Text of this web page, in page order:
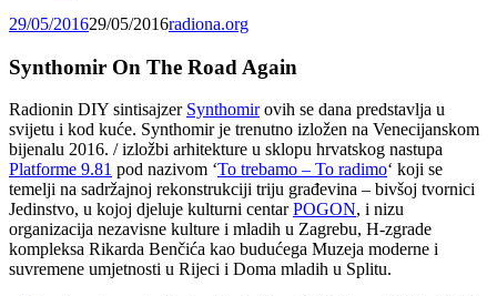
29/05/201629/05/2016radiona.org
Synthomir On The Road Again
Radionin DIY sintisajzer Synthomirovih se dana predstavlja u
svijetu i kod kuće. Synthomir je trenutno izložen na Venecijanskom
bijenalu 2016. / izložbi arhitekture u sklopu hrvatskog nastupa
Platforme 9.81 pod nazivom ‘To trebamo – To radimo‘ koji se
temelji na sadržajnoj rekonstrukciji triju građevina ‒ bivšoj tvornici
Jedinstvo, u kojoj djeluje kulturni centarPOGON, i nizu
organizacija nezavisne kulture i mladih u Zagrebu, H-zgrade
kompleksa Rikarda Benčića kao budućega Muzeja moderne i
suvremene umjetnosti u Rijeci i Doma mladih u Splitu.